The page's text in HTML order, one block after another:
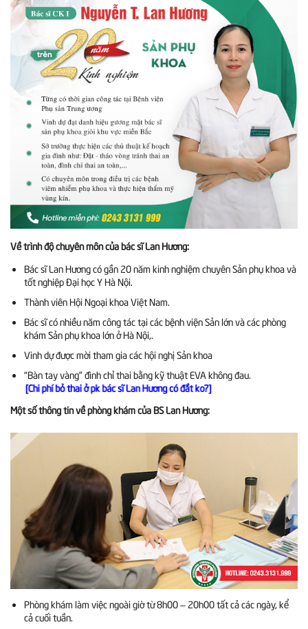
Về trình độ chuyên môn của bác sĩ Lan Hương:
Bác sĩ Lan Hương có gần 20 năm kinh nghiệm chuyên Sản phụ khoa và
tốt nghiệp Đại học Y Hà Nội.
Thành viên Hội Ngoại khoa Việt Nam.
Bác sĩ có nhiều năm công tác tại các bệnh viện Sản lớn và các phòng
khám Sản phụ khoa lớn ở Hà Nội,.
Vinh dự được mời tham gia các hội nghị Sản khoa
“Bàn tay vàng” đình chỉ thai bằng kỹ thuật EVA không đau.
[Chi phí bỏ thai ở pk bác sĩ Lan Hương có đắt ko?]
Một số thông tin về phòng khám của BS Lan Hương:
Phòng khám làm việc ngoài giờ từ 8h00 – 20h00 tất cả các ngày, kể
cả cuối tuần.